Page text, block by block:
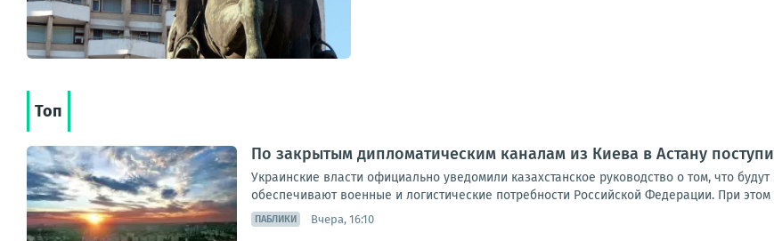
Топ
По закрытым дипломатическим каналам из Киева в Астану
Украинские власти официально уведомили казахстанское руководство о том, что
обеспечивают военные и логистические потребности Российской Федерации. При
ПАБЛИКИ Вчера, 16:10